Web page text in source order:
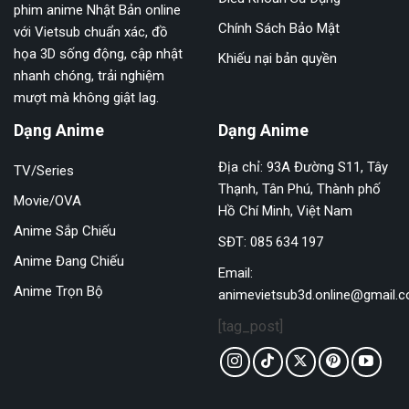
Tập 246 Tập 247 Tập 248
Tập 249 Tập 250 Tập 251
Tập 252
Tập 255 Tập 256
Tập 258 Tập 259 Tập 260
Tập 261 Tập 262 Tập 263
Tập 265
phim anime Nhật Bản online
với Vietsub chuẩn xác, đồ
họa 3D sống động, cập nhật
nhanh chóng, trải nghiệm
mượt mà không giật lag.
Chính Sách Bảo Mật
Khiếu nại bản quyền
Dạng Anime
TV/Series
Movie/OVA
Anime Sắp Chiếu
Anime Đang Chiếu
Anime Trọn Bộ
Dạng Anime
Địa chỉ: 93A Đường S11, Tây
Thạnh, Tân Phú, Thành phố
Hồ Chí Minh, Việt Nam
SĐT: 085 634 197
Email:
[tag_post]